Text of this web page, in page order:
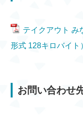
テイクアウト
形式 128キロバイト
お問い合わせ